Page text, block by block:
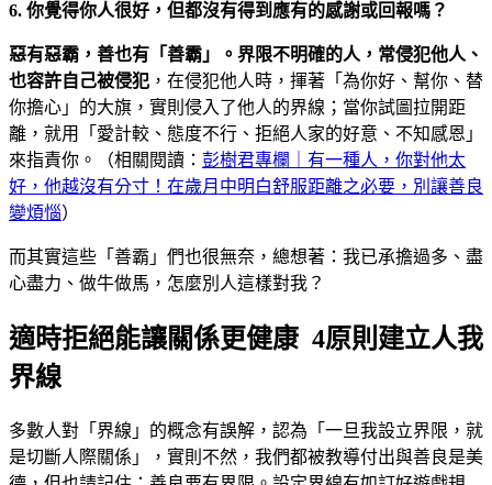
6. 你覺得你人很好，但都沒有得到應有的感謝或回報嗎？
惡有惡霸，善也有「善霸」。界限不明確的人，常侵犯他人、
也容許自己被侵犯 ，在侵犯他人時，揮著「為你好、幫你、替
你擔心」的大旗，實則侵入了他人的界線；當你試圖拉開距
離，就用「愛計較、態度不行、拒絕人家的好意、不知感恩」
來指責你。（相關閱讀： 彭樹君專欄｜有一種人，你對他太
好，他越沒有分寸！在歲月中明白舒服距離之必要，別讓善良
變煩惱）
而其實這些「善霸」們也很無奈，總想著：我已承擔過多、盡
心盡力、做牛做馬，怎麼別人這樣對我？
適時拒絕能讓關係更健康 4原則建立人我
界線
多數人對「界線」的概念有誤解，認為「一旦我設立界限，就
是切斷人際關係」，實則不然，我們都被教導付出與善良是美